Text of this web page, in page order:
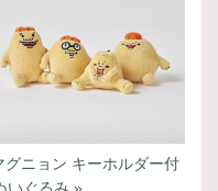
グニョン キーホルダー付